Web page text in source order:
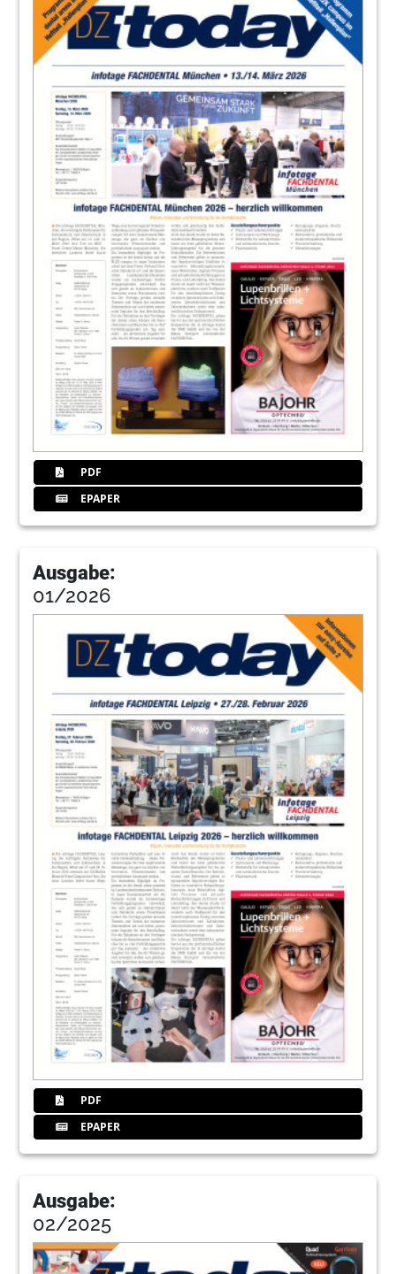
44Belmont Takara Company Europe GmbH
PDF
EPAPER
Ausgabe:
01/2026
PDF
EPAPER
Ausgabe:
02/2025